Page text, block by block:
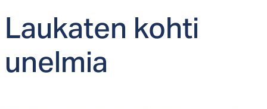
Lau­ka­ten koh­ti
unel­mia